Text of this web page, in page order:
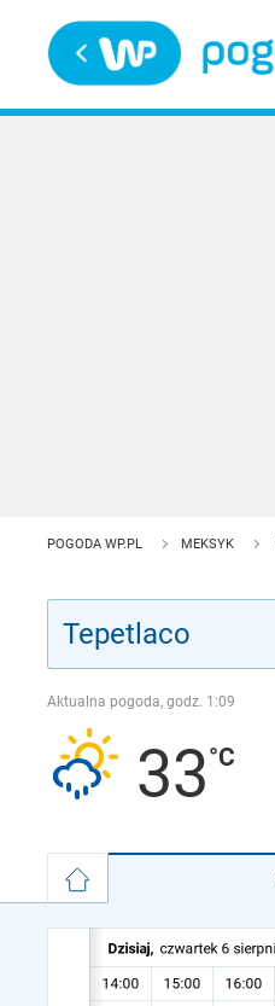
POGODA WP.PL MEKSYK
Aktualna pogoda, godz. 1:09
33